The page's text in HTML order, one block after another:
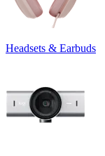
Headsets & Earbuds